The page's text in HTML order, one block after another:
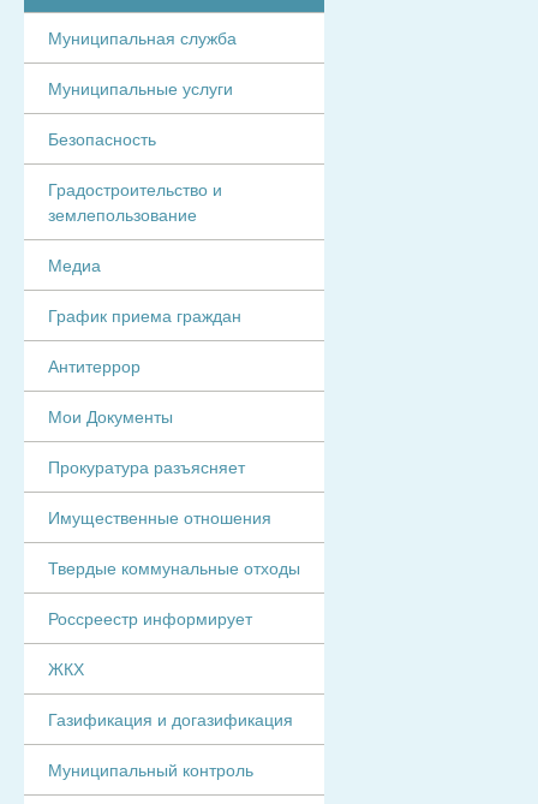
Муниципальная служба
Муниципальные услуги
Безопасность
Градостроительство и
землепользование
Медиа
График приема граждан
Антитеррор
Мои Документы
Прокуратура разъясняет
Имущественные отношения
Твердые коммунальные отходы
Россреестр информирует
ЖКХ
Газификация и догазификация
Муниципальный контроль